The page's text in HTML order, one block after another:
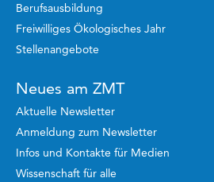
Berufsausbildung
Freiwilliges Ökologisches Jahr
Stellenangebote
Neues am ZMT
Aktuelle Newsletter
Anmeldung zum Newsletter
Infos und Kontakte für Medien
Wissenschaft für alle